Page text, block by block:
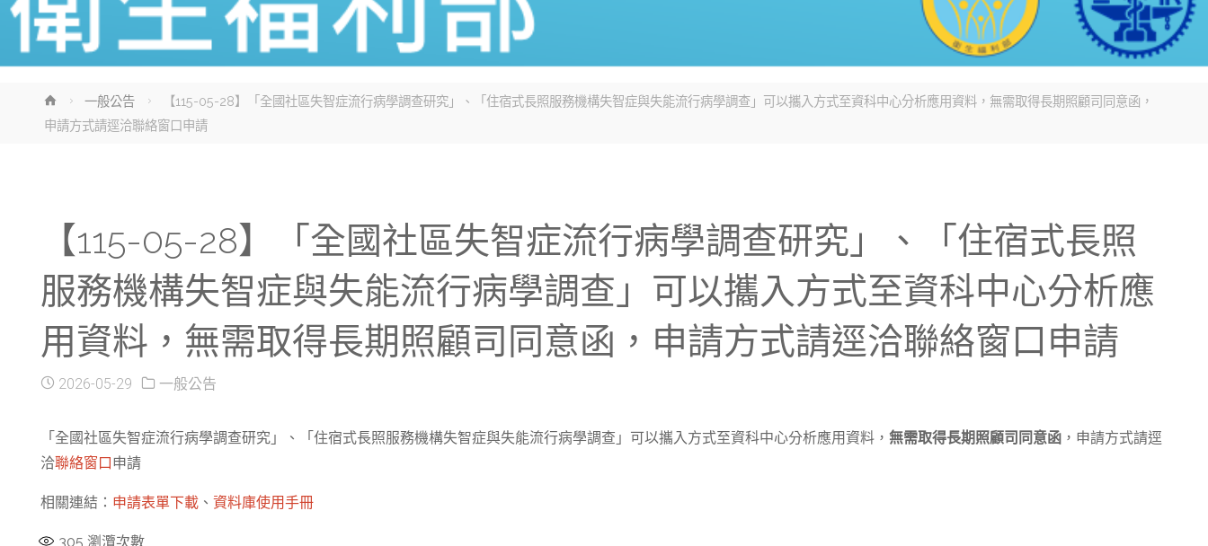
Home一般公告
【115-05-28】「全國社區失智症流行病學調查研究」、「住宿式長照服務機構失智症與失能流行病學調查」可以攜入方式至資科中心分析應用資料，無需取得長期照顧司同意函，
申請方式請逕洽聯絡窗口申請
【115-05-28】「全國社區失智症流行病學調查研究」、「住宿式長照
服務機構失智症與失能流行病學調查」可以攜入方式至資科中心分析應
用資料，無需取得長期照顧司同意函，申請方式請逕洽聯絡窗口申請
2026-05-29 一般公告
「全國社區失智症流行病學調查研究」、「住宿式長照服務機構失智症與失能流行病學調查」可以攜入方式至資科中心分析應用資料， 無需取得長期照顧司同意函，申請方式請逕
洽聯絡窗口 申請
相關連結： 申請表單下載、 資料庫使用手冊
305 瀏灠次數